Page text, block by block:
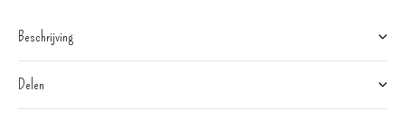
Beschrijving
Delen